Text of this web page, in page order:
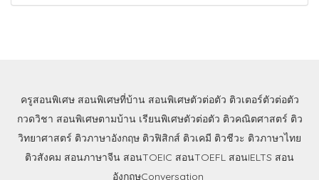
ครูสอนพิเศษ สอนพิเศษที่บ้าน สอนพิเศษตัวต่อตัว ติวเตอร์ตัวต่อตัว
กวดวิชา สอนพิเศษตามบ้าน เรียนพิเศษตัวต่อตัว ติวคณิตศาสตร์ ติว
วิทยาศาสตร์ ติวภาษาอังกฤษ ติวฟิสิกส์ ติวเคมี ติวชีวะ ติวภาษาไทย
ติวสังคม สอนภาษาจีน สอนTOEIC สอนTOEFL สอนIELTS สอน
อังกฤษConversation